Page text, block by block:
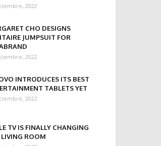
2022
CHO DESIGNS
JUMPSUIT FOR
2022
INTRODUCES ITS BEST
TABLETS YET
2022
TV IS FINALLY CHANGING
LIVING ROOM